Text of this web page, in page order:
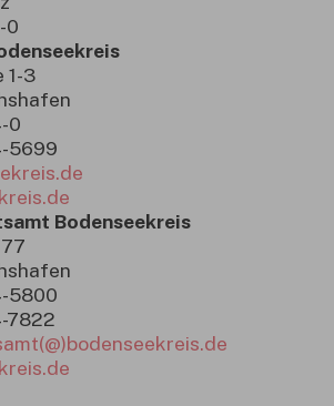
0
1-3
0
5699
Bodenseekreis
5800
7822